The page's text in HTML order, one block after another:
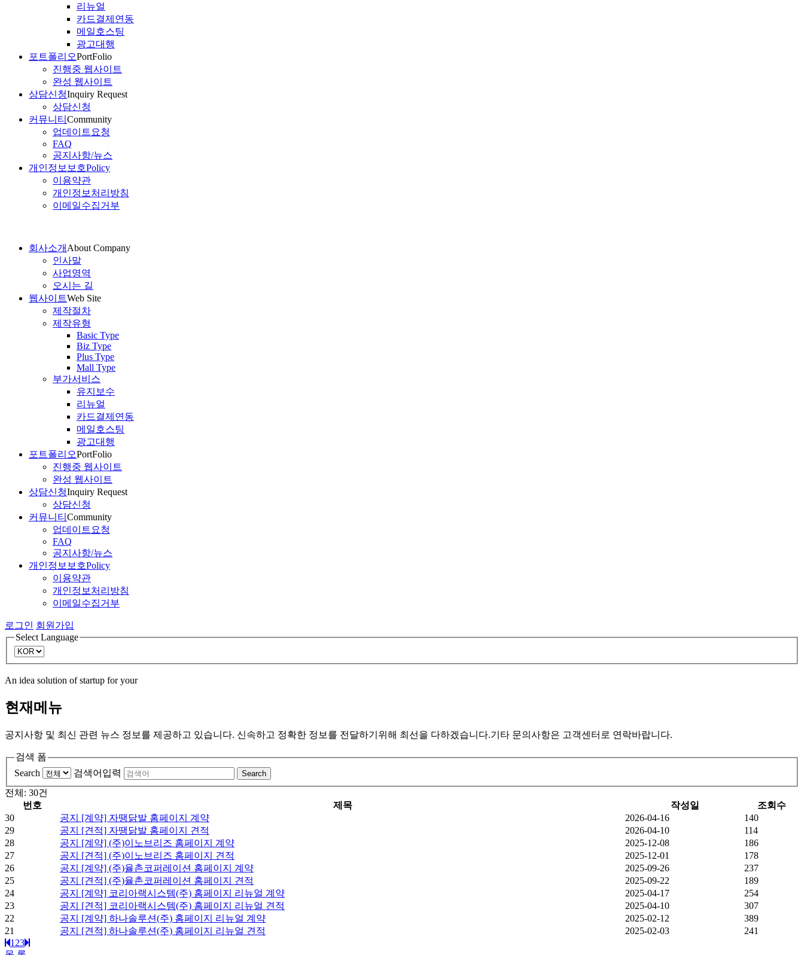
리뉴얼
카드결제연동
메일호스팅
광고대행
포트폴리오PortFolio
진행중 웹사이트
완성 웹사이트
상담신청Inquiry Request
상담신청
커뮤니티 Community
업데이트요청
FAQ
공지사항/뉴스
개인정보보호Policy
이용약관
개인정보처리방침
이메일수집거부
회사소개 About Company
인사말
사업영역
오시는 길
웹사이트Web Site
제작절차
제작유형
Basic Type
Biz Type
Plus Type
Mall Type
부가서비스
유지보수
리뉴얼
카드결제연동
메일호스팅
광고대행
포트폴리오PortFolio
진행중 웹사이트
완성 웹사이트
상담신청Inquiry Request
상담신청
커뮤니티 Community
업데이트요청
FAQ
공지사항/뉴스
개인정보보호Policy
이용약관
개인정보처리방침
이메일수집거부
로그인 회원가입
Select Language
An idea solution of startup for your
현재메뉴
공지사항 및 최신 관련 뉴스 정보를 제공하고 있습니다. 신속하고 정확한 정보를 전달하기위해 최선을 다하겠습니다.기타 문의사항은 고객센터로 연락바랍니다.
검색 폼
Search
검색어입력 Search
전체: 30건
번호
제목 작성일
조회수
30
공지 [계약] 자땡닭발 홈페이지 계약 2026-04-16
140
29
공지 [견적] 자땡닭발 홈페이지 견적 2026-04-10
114
28
공지 [계약] (주)이노브리즈 홈페이지 계약 2025-12-08
186
27
공지 [견적] (주)이노브리즈 홈페이지 견적 2025-12-01
178
26
공지 [계약] (주)율촌코퍼레이션 홈페이지 계약 2025-09-26
237
25
공지 [견적] (주)율촌코퍼레이션 홈페이지 견적 2025-09-22
189
24
공지 [계약] 코리아랙시스템(주) 홈페이지 리뉴얼 계약 2025-04-17
254
23
공지 [견적] 코리아랙시스템(주) 홈페이지 리뉴얼 견적 2025-04-10
307
22
공지 [계약] 하나솔루션(주) 홈페이지 리뉴얼 계약 2025-02-12
389
21
공지 [견적] 하나솔루션(주) 홈페이지 리뉴얼 견적 2025-02-03
241
1 23